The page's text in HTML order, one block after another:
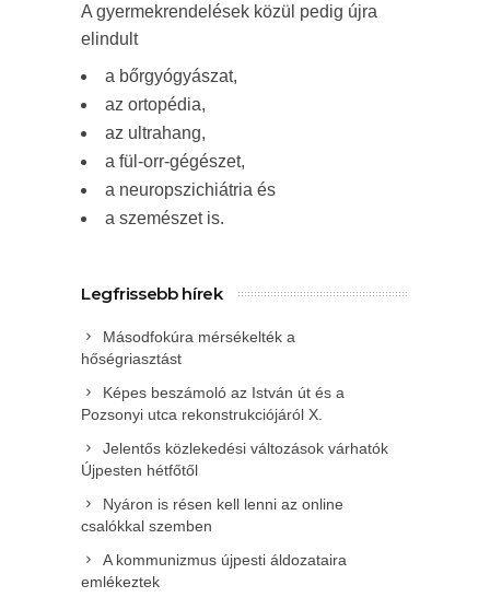
A gyermekrendelések közül pedig újra
elindult
a bőrgyógyászat,
az ortopédia,
az ultrahang,
a fül-orr-gégészet,
a neuropszichiátria és
a szemészet is.
Legfrissebb hírek
Másodfokúra mérsékelték a
hőségriasztást
Képes beszámoló az István út és a
Pozsonyi utca rekonstrukciójáról X.
Jelentős közlekedési változások várhatók
Újpesten hétfőtől
Nyáron is résen kell lenni az online
csalókkal szemben
A kommunizmus újpesti áldozataira
emlékeztek